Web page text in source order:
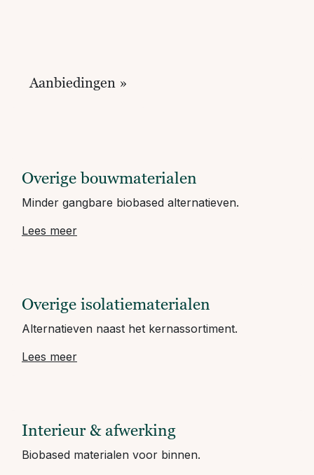
Aanbiedingen »
Overige bouwmaterialen
Minder gangbare biobased alternatieven.
Lees meer
Overige isolatiematerialen
Alternatieven naast het kernassortiment.
Lees meer
Interieur & afwerking
Biobased materialen voor binnen.